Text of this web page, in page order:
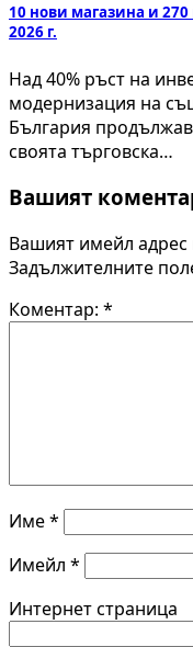
10 нови магазина и
2026 г.
Над 40% ръст на
модернизация на
България
своята търговска…
Вашият
Вашият имейл адрес
Задължителните
Коментар: *
Име*
Имейл *
Интернет страница